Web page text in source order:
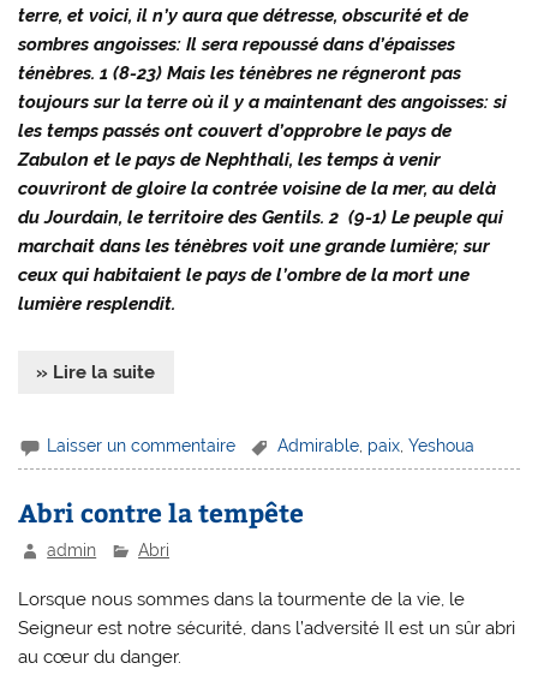
terre, et voici, il n’y aura que détresse, obscurité et de
sombres angoisses: Il sera repoussé dans d’épaisses
ténèbres. 1 (8-23) Mais les ténèbres ne régneront pas
toujours sur la terre où il y a maintenant des angoisses: si
les temps passés ont couvert d’opprobre le pays de
Zabulon et le pays de Nephthali, les temps à venir
couvriront de gloire la contrée voisine de la mer, au delà
du Jourdain, le territoire des Gentils. 2 (9-1) Le peuple qui
marchait dans les ténèbres voit une grande lumière; sur
ceux qui habitaient le pays de l’ombre de la mort une
lumière resplendit.
» Lire la suite
Laisser un commentaire Admirable paix ,Yeshoua
Abri contre la tempête
admin Abri
Lorsque nous sommes dans la tourmente de la vie, le
Seigneur est notre sécurité, dans l’adversité Il est un sûr abri
au cœur du danger.